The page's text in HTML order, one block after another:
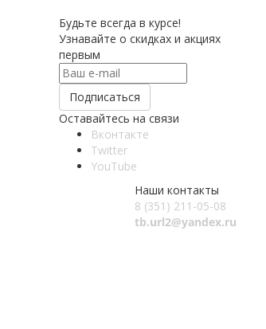
Будьте всегда в курсе!
Узнавайте о скидках и акциях
первым
Оставайтесь на связи
Вконтакте
Twitter
YouTube
Наши контакты
8 (351) 211-05-08
tb.url2@yandex.ru